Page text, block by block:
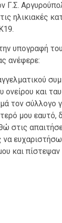
Γ.Σ.
ηλικιακές
υπογραφή
ανέφερε:
ονείρου και
τον σύλλογο
μου εαυτό,
στις
ευχαριστήσω
και